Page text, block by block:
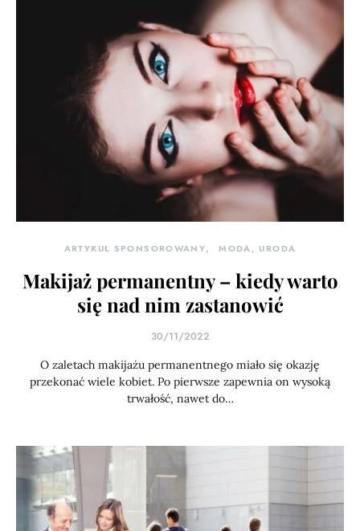
ARTYKUŁ SPONSOROWANY MODA, URODA
Makijaż permanentny – kiedy warto
się nad nim zastanowić
30/11/2022
O zaletach makijażu permanentnego miało się okazję
przekonać wiele kobiet. Po pierwsze zapewnia on wysoką
trwałość, nawet do…